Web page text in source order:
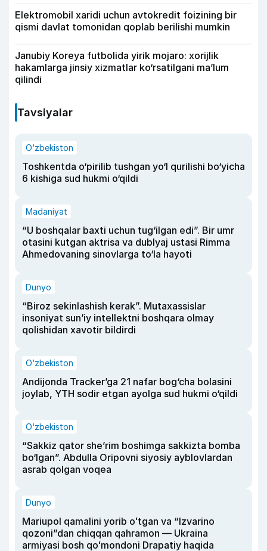
Elektromobil xaridi uchun avtokredit foizining bir
qismi davlat tomonidan qoplab berilishi mumkin
Janubiy Koreya futbolida yirik mojaro: xorijlik
hakamlarga jinsiy xizmatlar ko‘rsatilgani ma’lum
qilindi
Tavsiyalar
O‘zbekiston
Toshkentda o‘pirilib tushgan yo‘l qurilishi bo‘yicha
6 kishiga sud hukmi o‘qildi
Madaniyat
“U boshqalar baxti uchun tug‘ilgan edi”. Bir umr
otasini kutgan aktrisa va dublyaj ustasi Rimma
Ahmedovaning sinovlarga to‘la hayoti
Dunyo
“Biroz sekinlashish kerak”. Mutaxassislar
insoniyat sun’iy intellektni boshqara olmay
qolishidan xavotir bildirdi
O‘zbekiston
Andijonda Tracker’ga 21 nafar bog‘cha bolasini
joylab, YTH sodir etgan ayolga sud hukmi o‘qildi
O‘zbekiston
“Sakkiz qator she’rim boshimga sakkizta bomba
bo‘lgan”. Abdulla Oripovni siyosiy ayblovlardan
asrab qolgan voqea
Dunyo
Mariupol qamalini yorib oʻtgan va “Izvarino
qozoni”dan chiqqan qahramon — Ukraina
armiyasi bosh qoʻmondoni Drapatiy haqida